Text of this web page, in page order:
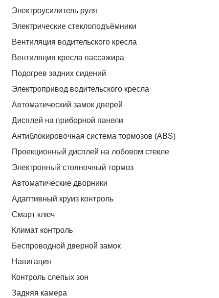
Электроусилитель руля
Электрические стеклоподъёмники
Вентиляция водительского кресла
Вентиляция кресла пассажира
Подогрев задних сидений
Электропривод водительского кресла
Автоматический замок дверей
Дисплей на приборной панели
Антиблокировочная система тормозов (ABS)
Проекционный дисплей на лобовом стекле
Электронный стояночный тормоз
Автоматические дворники
Адаптивный круиз контроль
Смарт ключ
Климат контроль
Беспроводной дверной замок
Навигация
Контроль слепых зон
Задняя камера